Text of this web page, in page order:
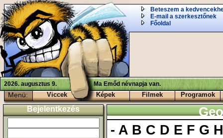
Beteszem a
E-mail a szerkesztőnek
Főoldal
2026. augusztus 9. Ma Emőd névnapja van.
Menü: Viccek Képek Filmek Programok
Bejelentkezés
-A B C D E F G